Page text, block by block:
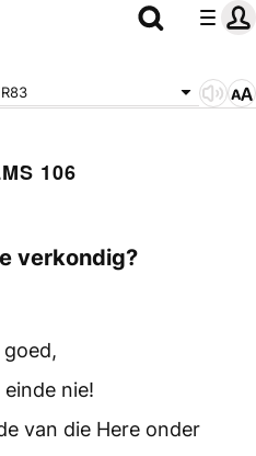
106
verkondig?
nie!
van die Here onder